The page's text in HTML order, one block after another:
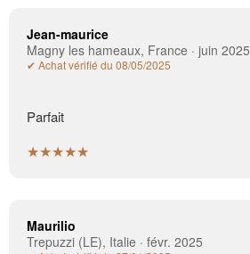
Jean-maurice
Magny les hameaux, France · juin 2025
✔ Achat vérifié du 08/05/2025
Parfait
★★★★★
Maurilio
Trepuzzi (LE), Italie · févr. 2025